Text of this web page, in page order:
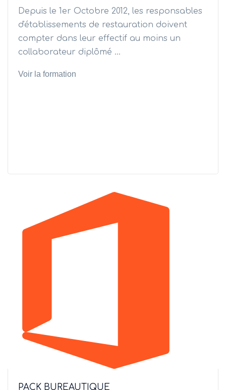
Depuis le 1er Octobre 2012, les responsables
d'établissements de restauration doivent
compter dans leur effectif au moins un
collaborateur diplômé ...
Voir la formation
PACK BUREAUTIQUE